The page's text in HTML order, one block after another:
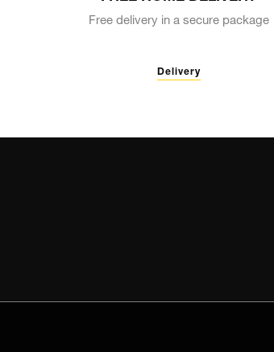
Free delivery in a secure package
Delivery